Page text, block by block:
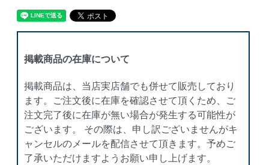
掲載商品の在庫について
掲載商品は、当店実店舗でも併せて販売しており
ます。ご注文後に在庫を確認させて頂くため、ご
注文完了後に在庫が無い場合が発生する可能性が
ございます。 その際は、申し訳ございませんがキ
ャンセルのメールを配信させて頂きます。予めご
了承いただけますようお願い申し上げます。